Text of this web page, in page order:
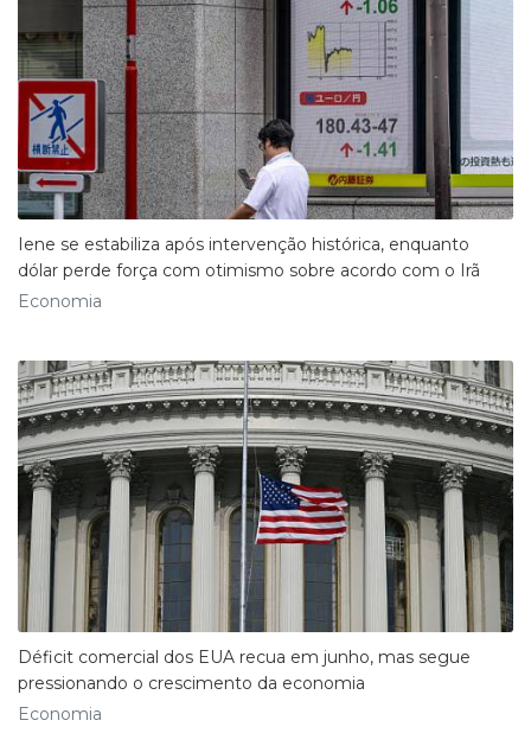
Iene se estabiliza após intervenção histórica, enquanto
dólar perde força com otimismo sobre acordo com o Irã
Economia
Déficit comercial dos EUA recua em junho, mas segue
pressionando o crescimento da economia
Economia